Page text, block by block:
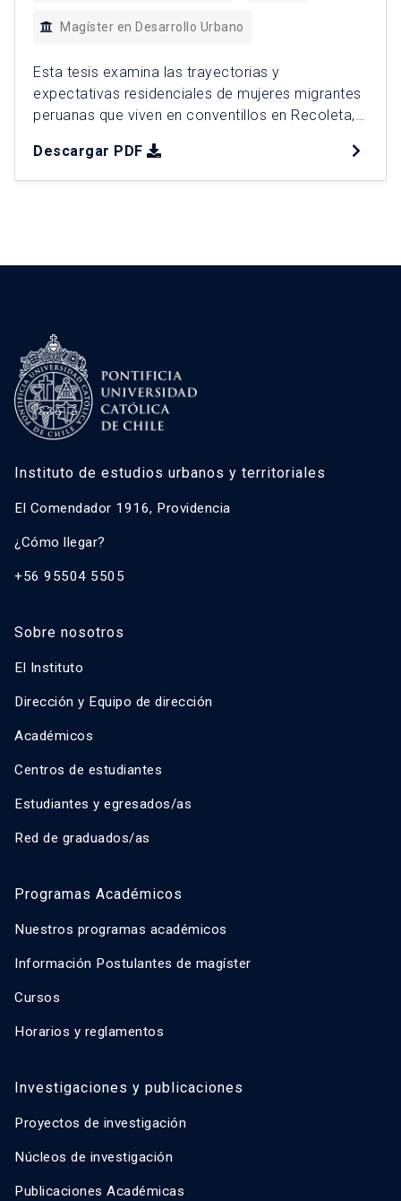
Magíster en Desarrollo Urbano
Esta tesis examina las trayectorias y
expectativas residenciales de mujeres migrantes
peruanas que viven en conventillos en Recoleta,
de arriendo informal y la estructura urbana
influyen en su acceso a la vivienda. A partir de
Descargar PDF
Instituto de estudios urbanos y territoriales
El Comendador 1916, Providencia
¿Cómo llegar?
+56 95504 5505
Sobre nosotros
El Instituto
Dirección y Equipo de dirección
Académicos
Centros de estudiantes
Estudiantes y egresados/as
Red de graduados/as
Programas Académicos
Nuestros programas académicos
Información Postulantes de magíster
Cursos
Horarios y reglamentos
Investigaciones y publicaciones
Proyectos de investigación
Núcleos de investigación
Publicaciones Académicas